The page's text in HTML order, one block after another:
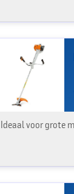
Ideaal voor grote